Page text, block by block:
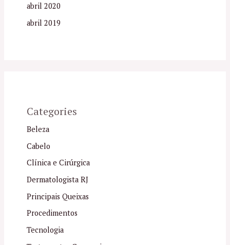
abril 2020
abril 2019
Categories
Beleza
Cabelo
Clínica e Cirúrgica
Dermatologista RJ
Principais Queixas
Procedimentos
Tecnologia